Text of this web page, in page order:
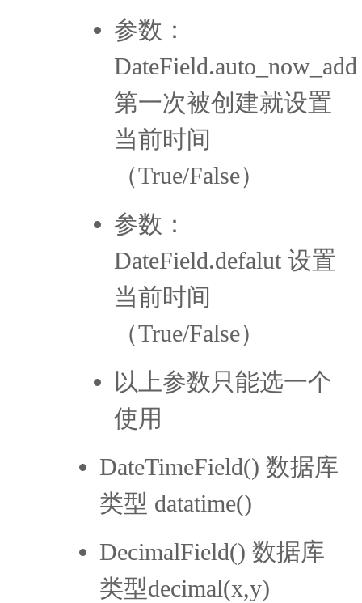
参数：
DateField.auto_now_add
第一次被创建就设置
当前时间
（True/False）
参数：
DateField.defalut 设置
当前时间
（True/False）
以上参数只能选一个
使用
DateTimeField() 数据库
类型 datatime()
DecimalField() 数据库
类型decimal(x,y)